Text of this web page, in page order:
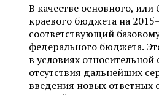
В качестве основного, или
краевого бюджета на
соответствующий
федерального бюджета.
в условиях
отсутствия дальнейших
введения новых ответных